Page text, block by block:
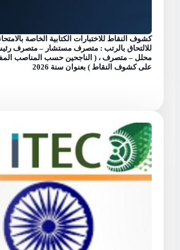
كشوف النقاط للاختبارات الكتابية الخاصة
للالتحاق بالرتب : متصرف مستشار – متصرف
محلل – متصرف ، ( الناجحين حسب المناصب
على كشوف النقاط ) بعنوان سنة 2026